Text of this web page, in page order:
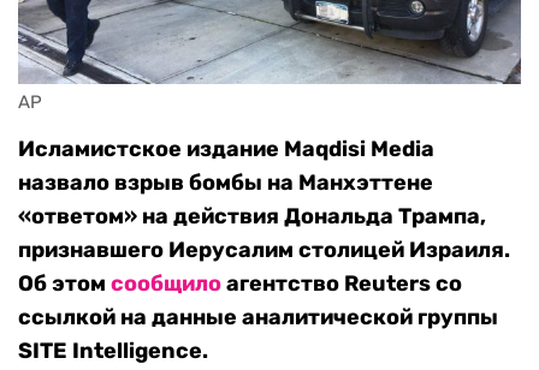
AP
Исламистское издание Maqdisi Media
назвало взрыв бомбы на Манхэттене
«ответом» на действия Дональда Трампа,
признавшего Иерусалим столицей Израиля.
Об этом сообщилоагентство Reuters со
ссылкой на данные аналитической группы
SITE Intelligence.